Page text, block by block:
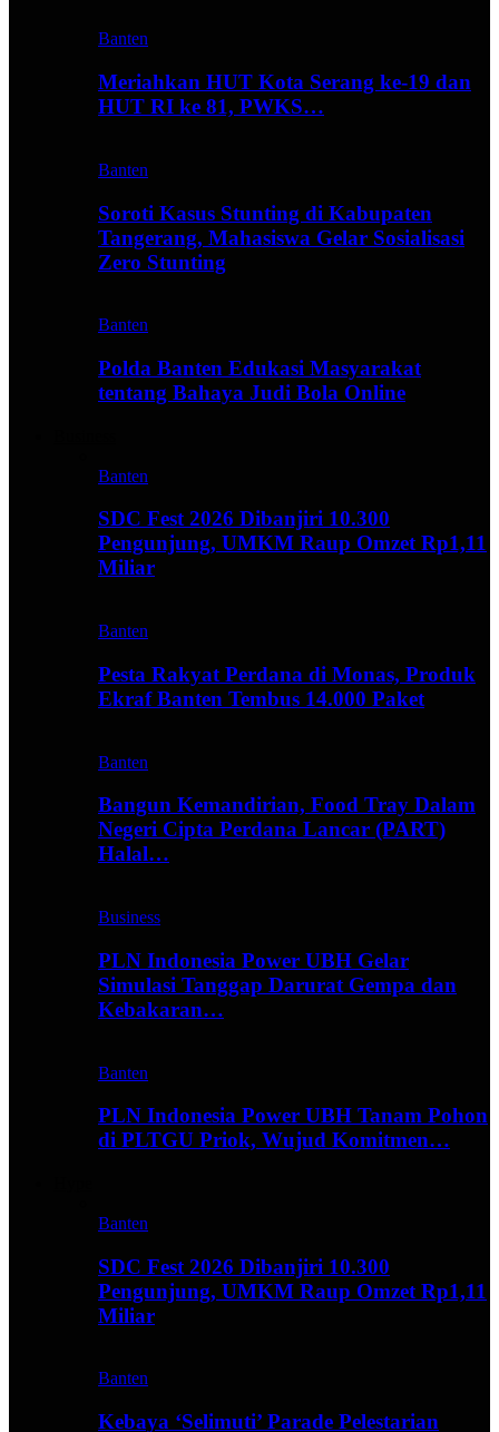
Banten
Meriahkan HUT Kota Serang ke-19 dan
HUT RI ke 81, PWKS…
Banten
Soroti Kasus Stunting di Kabupaten
Tangerang, Mahasiswa Gelar Sosialisasi
Zero Stunting
Banten
Polda Banten Edukasi Masyarakat
tentang Bahaya Judi Bola Online
Banten
SDC Fest 2026 Dibanjiri 10.300
Pengunjung, UMKM Raup Omzet Rp1,11
Miliar
Banten
Pesta Rakyat Perdana di Monas, Produk
Ekraf Banten Tembus 14.000 Paket
Banten
Bangun Kemandirian, Food Tray Dalam
Negeri Cipta Perdana Lancar (PART)
Halal…
Business
PLN Indonesia Power UBH Gelar
Simulasi Tanggap Darurat Gempa dan
Kebakaran…
Banten
PLN Indonesia Power UBH Tanam Pohon
di PLTGU Priok, Wujud Komitmen…
Banten
SDC Fest 2026 Dibanjiri 10.300
Pengunjung, UMKM Raup Omzet Rp1,11
Miliar
Banten
Kebaya ‘Selimuti’ Parade Pelestarian